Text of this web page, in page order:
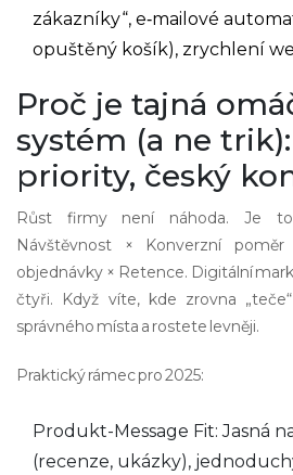
zákazníky“, e‑mailové
opuštěný košík), zrychlení
Proč je tajná
systém (a ne
priority, český
Růst firmy není náhoda. Je to
Návštěvnost × Konverzní
objednávky × Retence. Digitální
čtyři. Když víte, kde zrovna
správného místa a rostete levněji.
Praktický rámec pro 2025:
Produkt-Message Fit: Jasná
(recenze, ukázky),